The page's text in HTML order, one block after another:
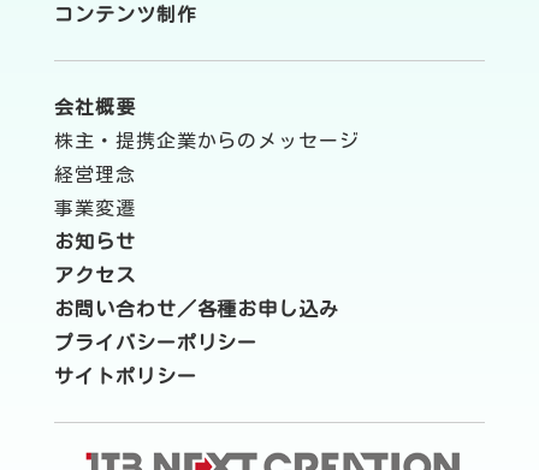
コンテンツ制作
会社概要
株主・提携企業からのメッセージ
経営理念
事業変遷
お知らせ
アクセス
お問い合わせ／各種お申し込み
プライバシーポリシー
サイトポリシー